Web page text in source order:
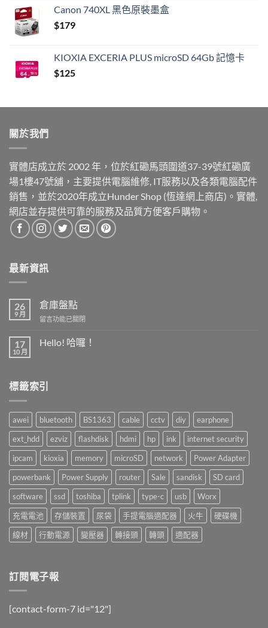
Canon 740XL 黑色原裝墨盒
$179
KIOXIA EXCERIA PLUS microSD 64Gb 記憶卡
$125
關於我們
實體店成立於 2002 年，位於紅磡馬頭圍道37-39號紅磡廣
場1樓47號舖，主要提供電腦維修, IT服務以及各類電腦配件
銷售，並於2020年成立Hunder Shop (恆達網上商店)。實體,
網店並存提供可靠的服務及品質方便客戶購物。
最新資訊
26
9 月
倉庫盤點
在
庫
留言功能已關閉
17
10 月
Hello! 哈囉！
中
標籤索引
awei bluetooth BS1363 cable cctv diy
earphone
ext_hdd
ezviz flashdisk hdmi hp ink
internet security
ipcam
kioxia memory microSD network
Power Adapter
powerbank
Power Supply router Sale sandisk
SD card
software
ssd toshiba tplink type-c usb
Worx
充電電池
存儲裝置 尿袋 手提電腦適配器 火牛
硬碟機
線材
行動電源 變壓器 轉接頭 轉頭 適配器
訂閱電子報
[contact-form-7 id="12"]